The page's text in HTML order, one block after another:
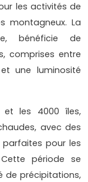
les activités de
montagneux. La
bénéficie de
comprises entre
une luminosité
et les 4000 îles,
avec des
parfaites pour les
période se
de précipitations,